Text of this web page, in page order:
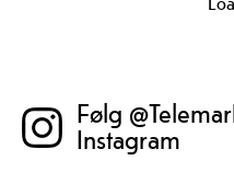
Følg
Instagram